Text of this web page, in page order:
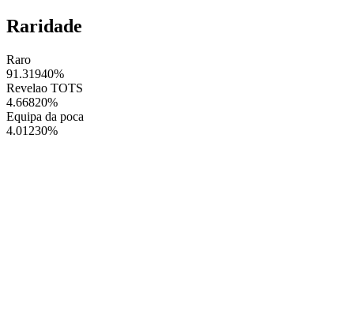
Raridade
Raro
91.31940%
Revelao TOTS
4.66820%
Equipa da poca
4.01230%